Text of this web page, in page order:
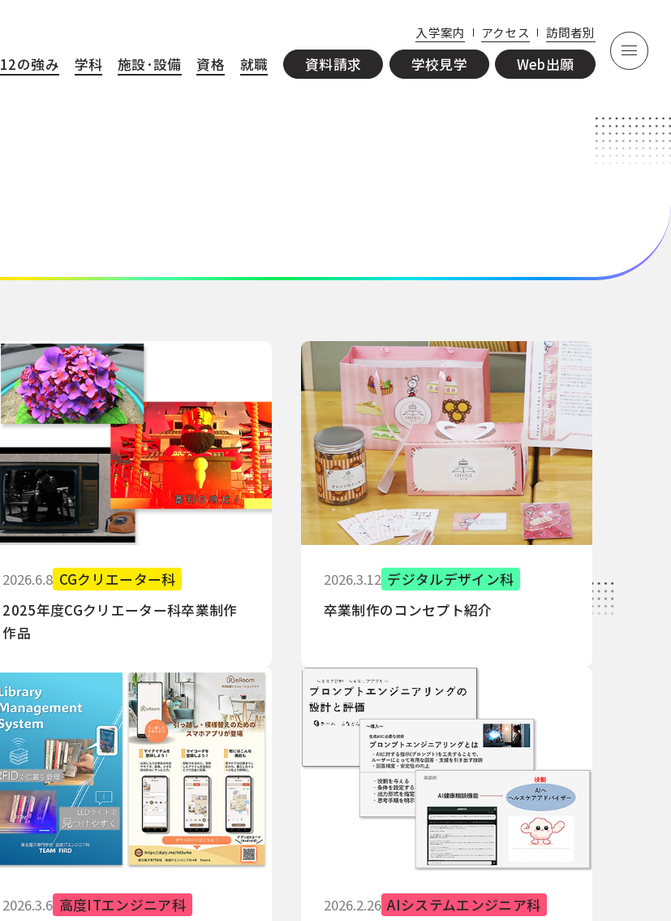
入学案内 アクセス 訪問者別
12の強み 学科 施設·設備 資格 就職
料
請
資料請求
学
校
見
学校見学
Web
出願
Web出願
2026.6.8 CGクリエーター科
2025年度CGクリエーター科卒業制作
作品
2026.3.12 デジタルデザイン科
卒業制作のコンセプト紹介
2026.3.6 高度ITエンジニア科
2026.2.26 AIシステムエンジニア科